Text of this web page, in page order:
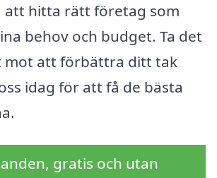
att hitta rätt företag som
behov och budget. Ta det
mot att förbättra ditt tak
idag för att få de bästa
gratis och utan